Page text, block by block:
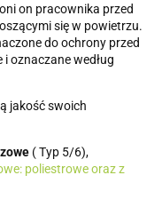
on pracownika przed
się w powietrzu.
do ochrony przed
oznaczane według
jakość swoich
( Typ 5/6),
poliestrowe oraz z